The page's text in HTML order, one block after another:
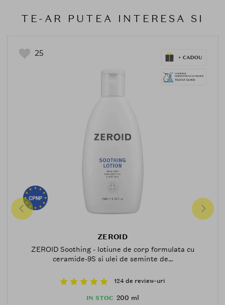
TE-AR PUTEA INTERESA SI
25
ZEROID
ZEROID Soothing - lotiune de corp formulata cu
ceramide-9S si ulei de seminte de...
124 de review-uri
IN STOC 200 ml